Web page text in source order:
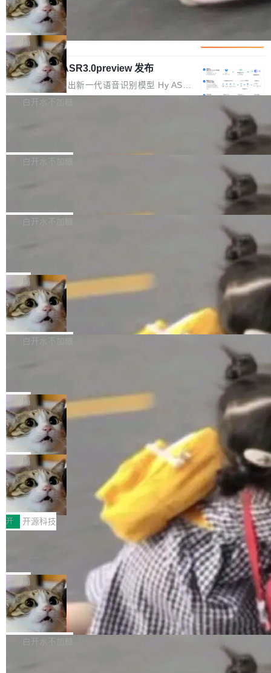
件之中，形成高度复杂的知识关联网络。传统的
代码检索手段（如关键词匹配、目录遍历）仅能
在语法层面完成文本定位，难以触及代码的语义
内涵与结构关联，导致开发者使用代码智能体在
理解大规模代码仓时面临显著"代码仓理解"瓶
颈。 代码仓深度理解服务（以下简称" CodeBas
e深度理解服务"）是华为云码道（CodeA...
数据。 王某2024年1月入职东城区某科技公司AI
短剧部门，有互联网大厂背景。在公司内部架构
调整期间，部门三次通知全员将数据从A集群迁
移到B集群，王某都回复了"收到"。 他没有迁移
数据。2024年9月3日下午4点，他使用此前登录
的账号密码进入A集群，输入了一条被程序员圈
称为"删库跑路"的命令——最高管理员权限、无
自研的多个文生3D和...
Cloudflare 分享推理优化实践：KV ca
che 量化 + 权重压缩，吞吐量提升 4
1%，成本降 30%
Kimi 和 GLM 是当前最强的大模型系列之一，但
它们有一个共同的问题：太吃显存了。月之暗面
的 Kimi K 系列和智谱的 GLM 都是长上下文、M
oE 架构的大模型，好用到让人上瘾，但 GPU 显
存永远不够用。 Cloudflare 的 Workers AI 团队
一直在跑这些模型的推理。他们在官方博客上发
整性保护。效果是：吞吐量提升 41%，每 token
局
腾讯混元 Hy ASR3.0preview 发布
腾讯混元正式推出新一代语音识别模型 Hy ASR
3.0preview。基于最新一代大语言模型 Hy3 的
让语音识别不再只是听清，而是真正听懂。通过
w 不要求标准普通话，方言识别覆盖粤语、吴语
白开水不加糖
新和少量网页兼容性修复版本。 Changes/fixe
容提供的字体时出现的几个问题 为避免音频加
质的最低采样率）的音频格式将被拒绝 修复了 C
SS 圆角虚线样式中可能存在的问题 如果表单中
的图像元素不在同一个子树中，则它们将不再关
联 加...
白开水不加糖
发布的 Release Notes，他利用 AI 工具（如 Co
最强的若干项。对于尚未正式发版的 PG 19，则
通过拉取过去一年内（从 PG 18 Beta1 时间点
至今）的所有 commit，同样交由 AI 分析提炼。
经过人工复核，准确度令人满意。这一方法也为
社区爱好者提供了高效跟踪新版本的思路。
白开水不加糖
维护工作一直与我的日常工作、家务、社交生活
和休闲娱乐竞争时间。" 这是 libexpat 维护者 S
ebastian Pipping 写在博客里的话。8 月 4 日，
他宣布了一个新消息：从 2026 年 8 月 1 日起，
他可以全职维护 libexpat 了，最长 6 个月。发
库之一。你的操作系统、浏览器、无数的基础设
施软件，很可能都在用它。而过去十年，维护它
的人一直在用业余...
局
Firefox 153.0.3 发布
Firefox 153.0.3 现已发布，具体更新内容如
下： New Smart Window 包含多项增强功能：
gi?id=2019042">Bug&nbsp;2019042</a>）</l
i> <li>现在，助手可以直接使用 Exa 的网络搜索
结果回答问题，而无需将问题转交给搜索引擎。
（<a href="https://bugzilla.mozilla.org/show_
bug.cgi?id=204...
白开水不加糖
的 npm 包。项目的核心论点是：容器不适合 Ag
ent 计算。真正适合的，是 Isolate。 Cloudflare
工程师在这件事上没什么可谦虚的——他们用 W
orkers 跑了十年 Isolate。用 CEO Matthew Pri
nce 的话说：「我们一生都在用 Isolate 运行代
码，而 AI Agent 不需要容器，它们需要的是 Iso
late。」 容器为什么不合适 容器的问题在于启动
和销毁都太重了。一个 Agent 要执行的任务可能
只需要几毫秒的 CPU 时间，但容器从冷启动到
就绪要花数秒。如果未来有十...
局
OpenAI 公开邮件和聊天记录回应苹果
诉讼，称“Apple is getting this wron
g”
上个月，苹果一纸诉状把 OpenAI 告上法庭，指
控其挖角苹果前员工并窃取商业秘密。苹果的诉
状把 OpenAI 描述成一个系统性地从前东家挖
人、套取机密信息的对手。 OpenAI 没发律师
函，也没选择庭外沉默。它在官网贴了一篇博
文，标题只有六个字：Apple is getting this wro
ng。 然后，它把邮件往来和 iMessage 聊天记
录全贴了出来。 他发错人了 苹果外部律师 Gabr
iel Gross 来自 Weil 律所，2 月 23 日下午 5:53
给 OpenAI 总法律顾问 Che Chang 发了封邮
件，附了一封长信，要求 OpenAI 配合调查前苹
果员工带走机密信...
局
HUAWEI MatePad Edge上架WorkBu
ddy鸿蒙PC版，说话就能干活的AI办公
搭子
全能AI工作台WorkBuddy鸿蒙PC版上架HUAWE
I MatePad Edge应用市场，直接下载即可使
用，与鸿蒙电脑上的体验一致。值得一提的是，
这是目前市面上唯一支持平板接入WorkBuddy P
C版的产品，搭载“人机双写”重磅功能——你写
你的，AI写AI的，同屏协作互不干扰。一句话让
AI帮你干活，现在开启全新体验！ 温馨提示：
体验WorkBuddy鸿蒙PC版前，请将 HUAWEI M
atePad Edge 升级至 HarmonyOS 6.1.0.135S
P9 patch03及以上版本。 *升级路径：设置 > 搜
开 开源科技
FFmpeg 9.0 发布：代号“Lei”，以此纪
全球知名开源多媒体框架 FFmpeg 今天正式发
布了 9.0 版本。这个版本除了带来新一代音视频
处理能力和硬件加速支持之外，还有一个特殊之
处：FFmpeg 9.0 的代号是“Lei”。 这个名字，
来自中国开发者雷霄骅（Lei Xiaohua）。 对于
很多中国音视频开发者而言，这个名字并不陌
局
亚马逊成本失控：AI 写代码烧掉 1215
万元，超预算 860%
外媒近日曝光了亚马逊的多份内部报告显示，AI
导致公司在多个项目上超支。《金融时报》报道
白开水不加糖